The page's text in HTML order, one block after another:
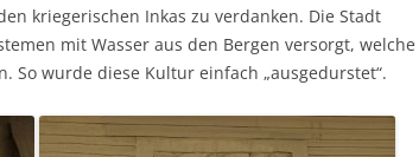
kriegerischen Inkas zu verdanken. Die Stadt
mit Wasser aus den Bergen versorgt, welche
So wurde diese Kultur einfach „ausgedurstet“.